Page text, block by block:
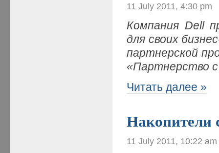
11 July 2011, 4:30 pm
Компания Dell
для своих
партнерской
«Партнерство
Читать далее »
Накопители
11 July 2011, 10:22 am